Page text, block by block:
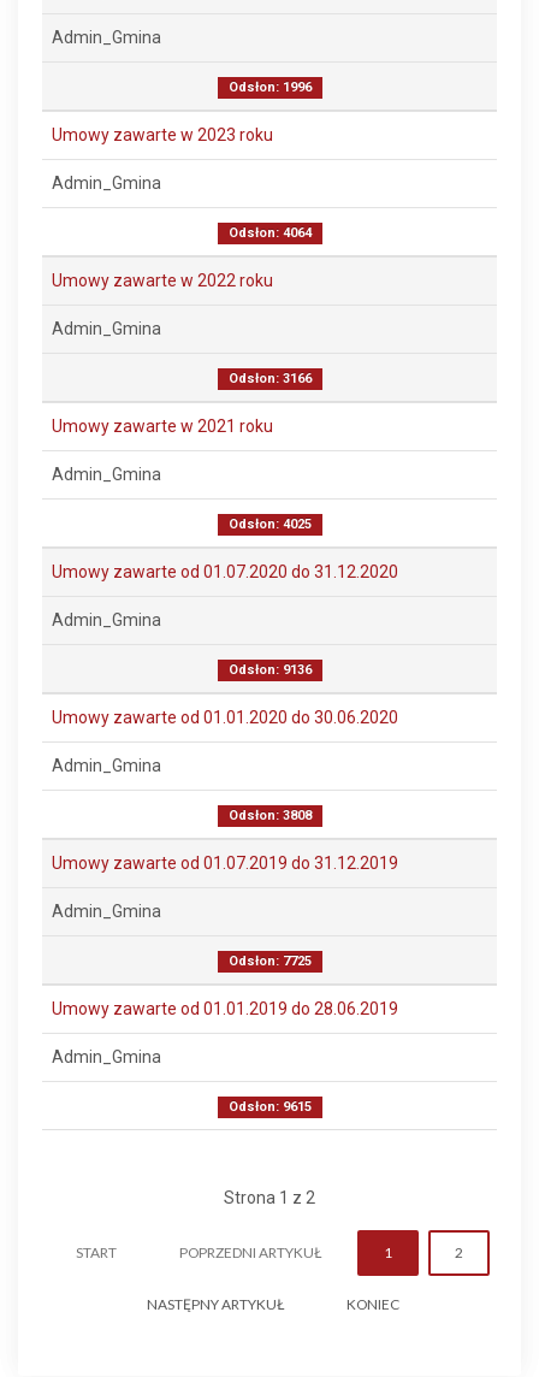
Admin_Gmina
Odsłon: 1996
Umowy zawarte w 2023 roku
Admin_Gmina
Odsłon: 4064
Umowy zawarte w 2022 roku
Admin_Gmina
Odsłon: 3166
Umowy zawarte w 2021 roku
Admin_Gmina
Odsłon: 4025
Umowy zawarte od 01.07.2020 do 31.12.2020
Admin_Gmina
Odsłon: 9136
Umowy zawarte od 01.01.2020 do 30.06.2020
Admin_Gmina
Odsłon: 3808
Umowy zawarte od 01.07.2019 do 31.12.2019
Admin_Gmina
Odsłon: 7725
Umowy zawarte od 01.01.2019 do 28.06.2019
Admin_Gmina
Odsłon: 9615
Strona 1 z 2
START POPRZEDNI ARTYKUŁ 1 2
NASTĘPNY ARTYKUŁ KONIEC